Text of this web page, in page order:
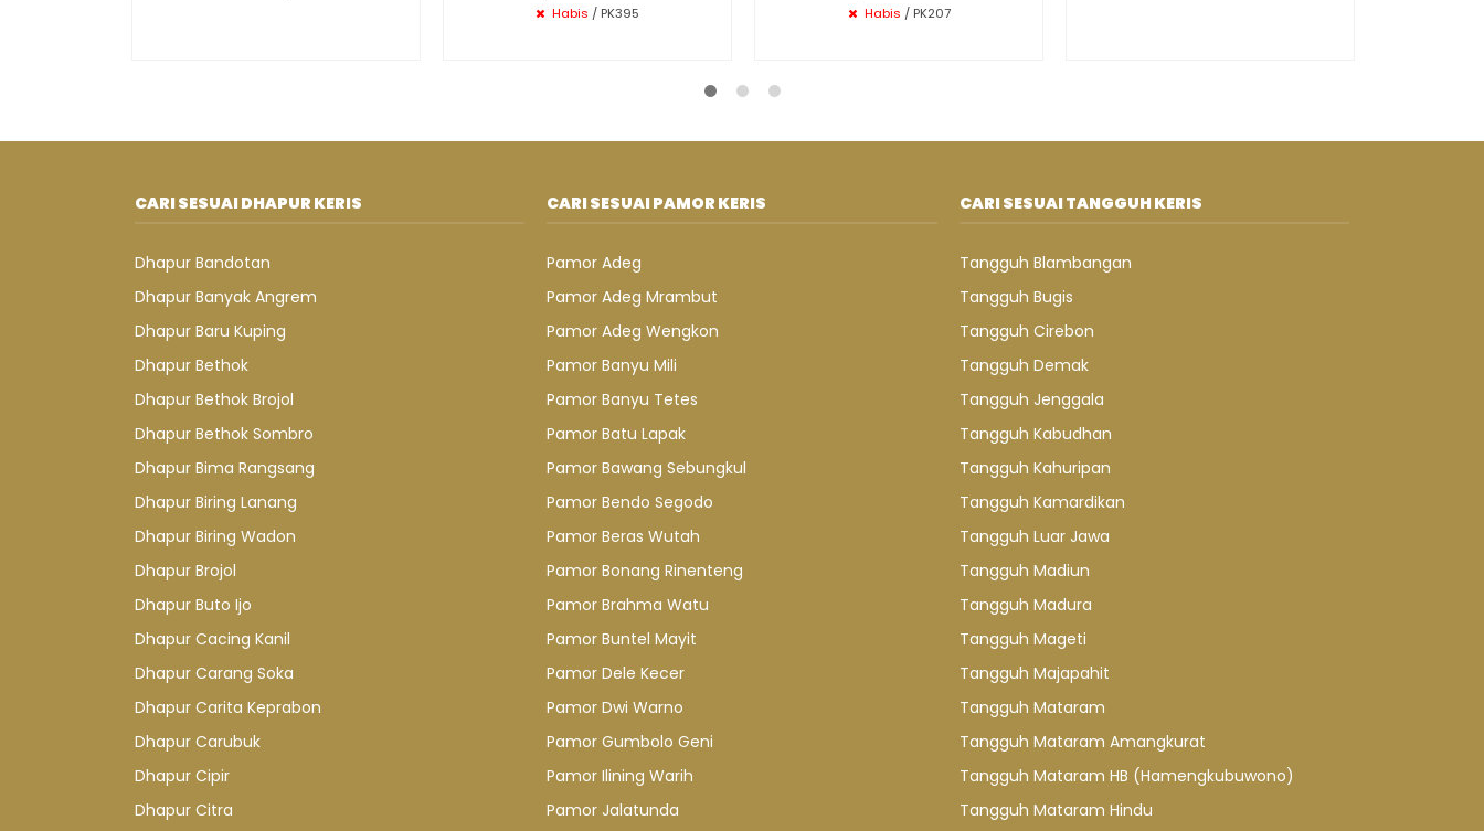
Habis / PK395 Habis / PK207
CARI SESUAI DHAPUR KERIS
Dhapur Bandotan
Dhapur Banyak Angrem
Dhapur Baru Kuping
Dhapur Bethok
Dhapur Bethok Brojol
Dhapur Bethok Sombro
Dhapur Bima Rangsang
Dhapur Biring Lanang
Dhapur Biring Wadon
Dhapur Brojol
Dhapur Buto Ijo
Dhapur Cacing Kanil
Dhapur Carang Soka
Dhapur Carita Keprabon
Dhapur Carubuk
Dhapur Cipir
Dhapur Citra
CARI SESUAI PAMOR KERIS
Pamor Adeg
Pamor Adeg Mrambut
Pamor Adeg Wengkon
Pamor Banyu Mili
Pamor Banyu Tetes
Pamor Batu Lapak
Pamor Bawang Sebungkul
Pamor Bendo Segodo
Pamor Beras Wutah
Pamor Bonang Rinenteng
Pamor Brahma Watu
Pamor Buntel Mayit
Pamor Dele Kecer
Pamor Dwi Warno
Pamor Gumbolo Geni
Pamor Ilining Warih
Pamor Jalatunda
CARI SESUAI TANGGUH KERIS
Tangguh Blambangan
Tangguh Bugis
Tangguh Cirebon
Tangguh Demak
Tangguh Jenggala
Tangguh Kabudhan
Tangguh Kahuripan
Tangguh Kamardikan
Tangguh Luar Jawa
Tangguh Madiun
Tangguh Madura
Tangguh Mageti
Tangguh Majapahit
Tangguh Mataram
Tangguh Mataram Amangkurat
Tangguh Mataram HB (Hamengkubuwono)
Tangguh Mataram Hindu